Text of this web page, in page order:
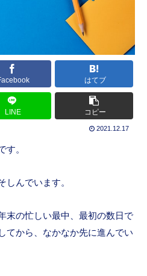
はてブ
LINE コピー
2021.12.17
す。
しんでいます。
末の忙しい最中、最初の数日で
てから、なかなか先に進んでい